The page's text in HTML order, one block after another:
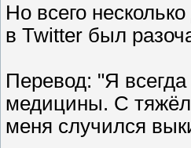
Но всего
в Twitter был
Перевод: "Я
медицины. С
меня случился